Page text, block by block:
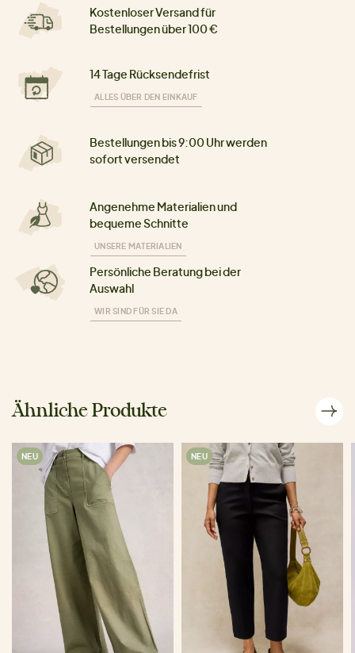
Kostenloser Versand für
Bestellungen über 100 €
14 Tage Rücksendefrist
ALLES ÜBER DEN EINKAUF
Bestellungen bis 9:00 Uhr werden
sofort versendet
Angenehme Materialien und
bequeme Schnitte
UNSERE MATERIALIEN
Persönliche Beratung bei der
Auswahl
WIR SIND FÜR SIE DA
Ähnliche Produkte
NEU NEU